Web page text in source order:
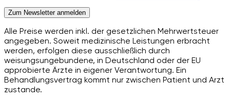
Zum Newsletter anmelden
Alle Preise werden inkl. der gesetzlichen Mehrwertsteuer
angegeben. Soweit medizinische Leistungen erbracht
werden, erfolgen diese ausschließlich durch
weisungsungebundene, in Deutschland oder der EU
approbierte Ärzte in eigener Verantwortung. Ein
Behandlungsvertrag kommt nur zwischen Patient und Arzt
zustande.